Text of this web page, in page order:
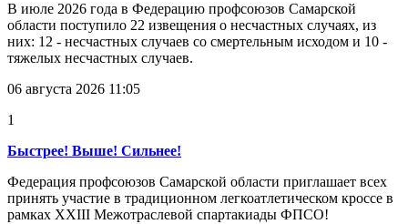
В июле 2026 года в Федерацию профсоюзов Самарской
области поступило 22 извещения о несчастных случаях, из
них: 12 - несчастных случаев со смертельным исходом и 10 -
тяжелых несчастных случаев.
06 августа 2026 11:05
1
Быстрее! Выше! Сильнее!
Федерация профсоюзов Самарской области приглашает всех
принять участие в традиционном легкоатлетическом кроссе в
рамках XXIII Межотраслевой спартакиады ФПСО!